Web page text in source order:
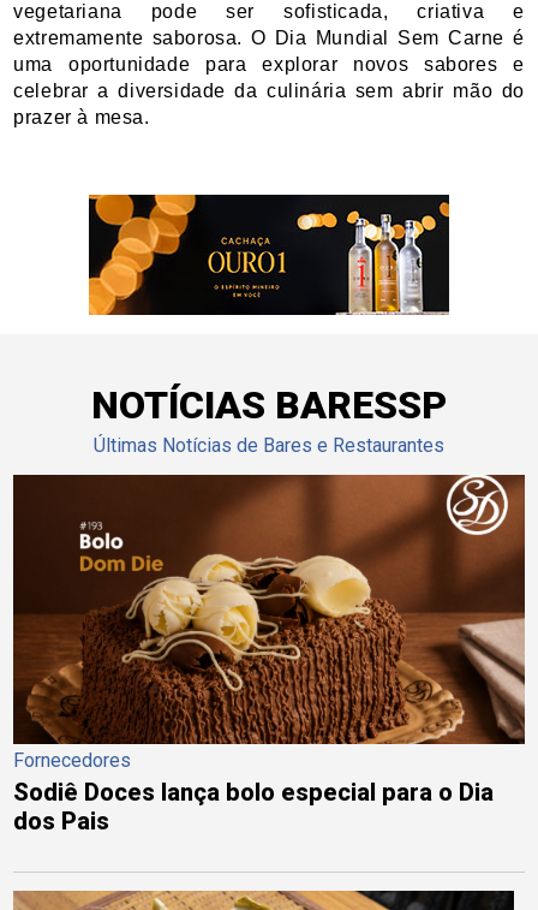
vegetariana pode ser sofisticada, criativa e
extremamente saborosa. O Dia Mundial Sem Carne é
uma oportunidade para explorar novos sabores e
celebrar a diversidade da culinária sem abrir mão do
prazer à mesa.
NOTÍCIAS BARESSP
Últimas Notícias de Bares e Restaurantes
Fornecedores
Sodiê Doces lança bolo especial para o Dia
dos Pais